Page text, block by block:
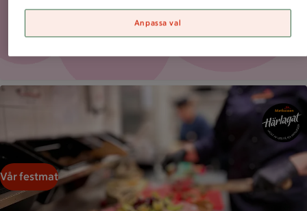
30:-
En bricka med uppskuret kött och frukt står i förgrunden av
Vår festmat
Anpassa val